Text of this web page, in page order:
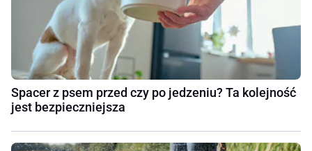
Spacer z psem przed czy po jedzeniu? Ta kolejność
jest bezpieczniejsza